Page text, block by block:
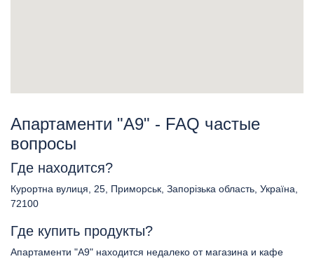
Апартаменти "А9" - FAQ частые
вопросы
Где находится?
Курортна вулиця, 25, Приморськ, Запорізька область, Україна,
72100
Где купить продукты?
Апартаменти "А9" находится недалеко от магазина и кафе